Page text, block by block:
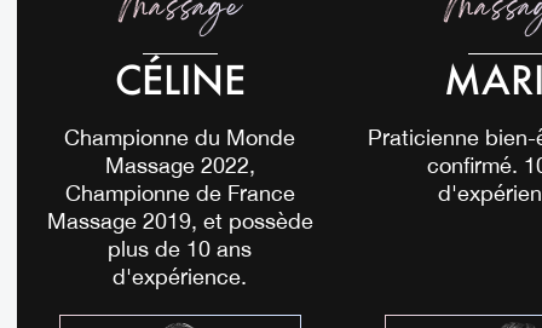
Massage
CÉLINE
Championne du Monde
Massage 2022,
Championne de France
Massage 2019, et possède
plus de 10 ans
d'expérience.
Praticienne
confirmé.